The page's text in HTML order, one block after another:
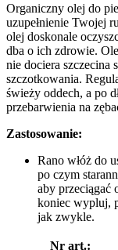
Organiczny olej do
uzupełnienie Twojej
olej doskonale
dba o ich zdrowie.
nie dociera szczecina
szczotkowania.
świeży oddech, a po
przebarwienia na
Zastosowanie:
Rano włóż do
po czym
aby przeciągać
koniec wypluj,
jak zwykle.
Nr art.: